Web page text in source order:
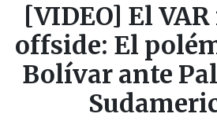
[VIDEO] El
offside: El
Bolívar ante